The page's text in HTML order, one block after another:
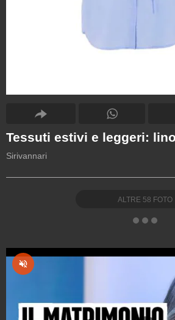
Tessuti estivi e leggeri:
Sirivannari
ALTRE 58 FOTO